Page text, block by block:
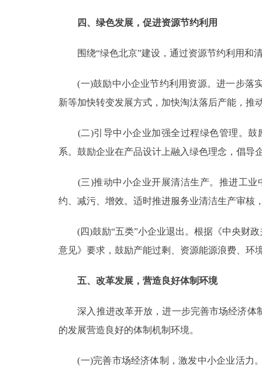
四、绿色发展，促进资源节约利用
围绕“绿色北京”建设，通过资源节约利用和清
(一)鼓励中小企业节约利用资源。进一步落实
新等加快转变发展方式，加快淘汰落后产能，推
(二)引导中小企业加强全过程绿色管理。鼓
系。鼓励企业在产品设计上融入绿色理念，倡导
(三)推动中小企业开展清洁生产。推进工业
约、减污、增效。适时推进服务业清洁生产审核
(四)鼓励“五类”小企业退出。根据《中央财政
意见》要求，鼓励产能过剩、资源能源浪费、环
五、改革发展，营造良好体制环境
深入推进改革开放，进一步完善市场经济体
的发展营造良好的体制机制环境。
(一)完善市场经济体制，激发中小企业活力。